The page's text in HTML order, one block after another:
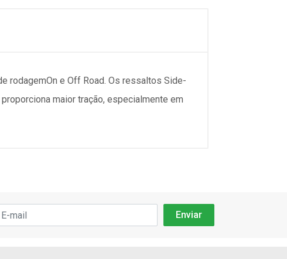
rodagemOn e Off Road. Os ressaltos Side-
maior tração, especialmente em